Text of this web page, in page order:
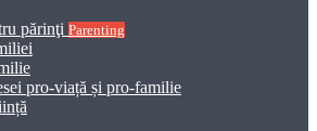
părinţi Parenting
pro-viață și pro-familie